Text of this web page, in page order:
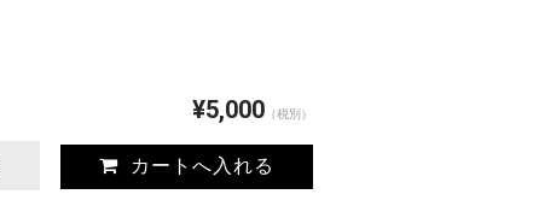
¥5,000 （税別）